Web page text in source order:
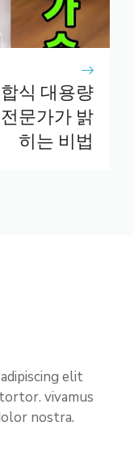
식 대용량
문가가 밝
히는 비법
elit
vivamus
nostra.